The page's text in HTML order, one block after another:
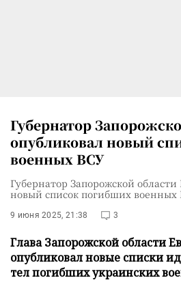
Губернатор
опубликовал новый
военных ВСУ
Губернатор Запорожской
новый список погибших военных
9 июня 2025, 21:38 3
Глава Запорожской области
опубликовал новые списки
тел погибших украинских